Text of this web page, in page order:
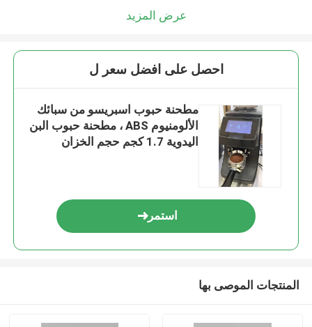
عرض المزيد
احصل على افضل سعر ل
مطحنة حبوب اسبريسو من سبائك
الألومنيوم ABS ، مطحنة حبوب البن
اليدوية 1.7 كجم حجم الخزان
استمر
المنتجات الموصى بها